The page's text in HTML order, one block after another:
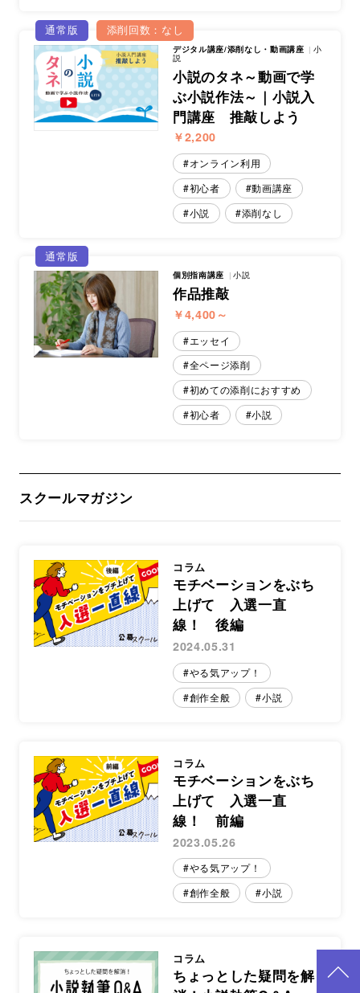
通常版 添削回数：なし
デジタル講座/添削なし・動画講座 小
説
小説のタネ～動画で学
ぶ小説作法～｜小説入
門講座 推敲しよう
￥2,200
オンライン利用
初心者
動画講座
小説
添削なし
通常版
個別指南講座 小説
作品推敲
￥4,400～
エッセイ
全ページ添削
初めての添削におすすめ
初心者
小説
スクールマガジン
コラム
モチベーションをぶち
上げて 入選一直
線！ 後編
2024.05.31
やる気アップ！
創作全般
小説
コラム
モチベーションをぶち
上げて 入選一直
線！ 前編
2023.05.26
やる気アップ！
創作全般
小説
コラム
ちょっとした疑問を解